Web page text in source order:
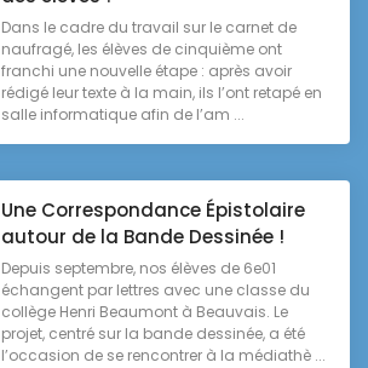
Dans le cadre du travail sur le carnet de
naufragé, les élèves de cinquième ont
franchi une nouvelle étape : après avoir
rédigé leur texte à la main, ils l’ont retapé en
salle informatique afin de l’am ...
Une Correspondance Épistolaire
autour de la Bande Dessinée !
Depuis septembre, nos élèves de 6e01
échangent par lettres avec une classe du
collège Henri Beaumont à Beauvais. Le
projet, centré sur la bande dessinée, a été
l’occasion de se rencontrer à la médiathè ...